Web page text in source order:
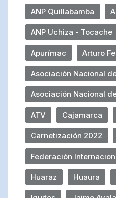
ANP Quillabamba
ANP Uchiza - Tocache
Apurímac Arturo
Asociación Nacional
Asociación Nacional
ATV Cajamarca
Carnetización 2022
Federación
Huaraz Huaura